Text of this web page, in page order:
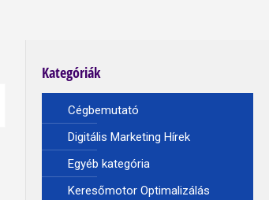
Kategóriák
Cégbemutató
Digitális Marketing Hírek
Egyéb kategória
Keresőmotor Optimalizálás